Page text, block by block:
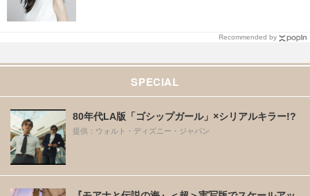
Recommended by
SPECIAL
80年代LA版「ゴシップガール」×シリアルキラー!?
提供：ウォルト・ディズニー・ジャパン